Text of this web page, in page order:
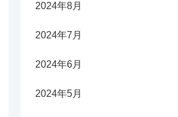
2024年8月
2024年7月
2024年6月
2024年5月